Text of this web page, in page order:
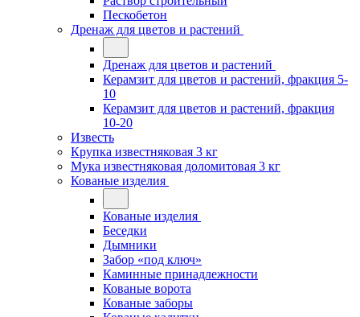
Пескобетон
Дренаж для цветов и растений
Дренаж для цветов и растений
Керамзит для цветов и растений, фракция 5-
10
Керамзит для цветов и растений, фракция
10-20
Известь
Крупка известняковая 3 кг
Мука известняковая доломитовая 3 кг
Кованые изделия
Кованые изделия
Беседки
Дымники
Забор «под ключ»
Каминные принадлежности
Кованые ворота
Кованые заборы